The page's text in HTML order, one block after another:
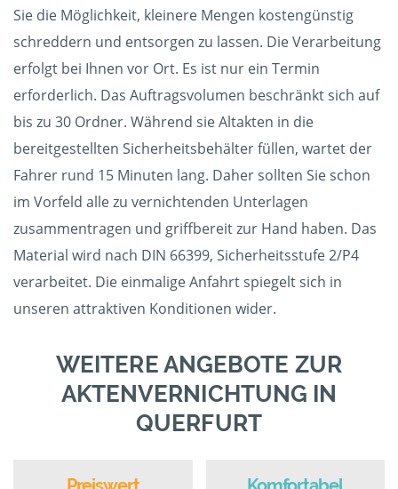
Sie die Möglichkeit, kleinere Mengen kostengünstig
schreddern und entsorgen zu lassen. Die Verarbeitung
erfolgt bei Ihnen vor Ort. Es ist nur ein Termin
erforderlich. Das Auftragsvolumen beschränkt sich auf
bis zu 30 Ordner. Während sie Altakten in die
bereitgestellten Sicherheitsbehälter füllen, wartet der
Fahrer rund 15 Minuten lang. Daher sollten Sie schon
im Vorfeld alle zu vernichtenden Unterlagen
zusammentragen und griffbereit zur Hand haben. Das
Material wird nach DIN 66399, Sicherheitsstufe 2/P4
verarbeitet. Die einmalige Anfahrt spiegelt sich in
unseren attraktiven Konditionen wider.
WEITERE ANGEBOTE ZUR
AKTENVERNICHTUNG IN
QUERFURT